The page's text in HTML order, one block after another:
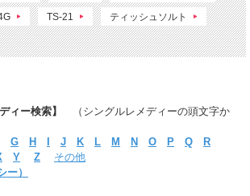
TS-21 ティッシュソルト
ディー検索】
（シングルレメディーの頭文字か
G H J K L M N O P Q
R
Y Z
その他
ー）